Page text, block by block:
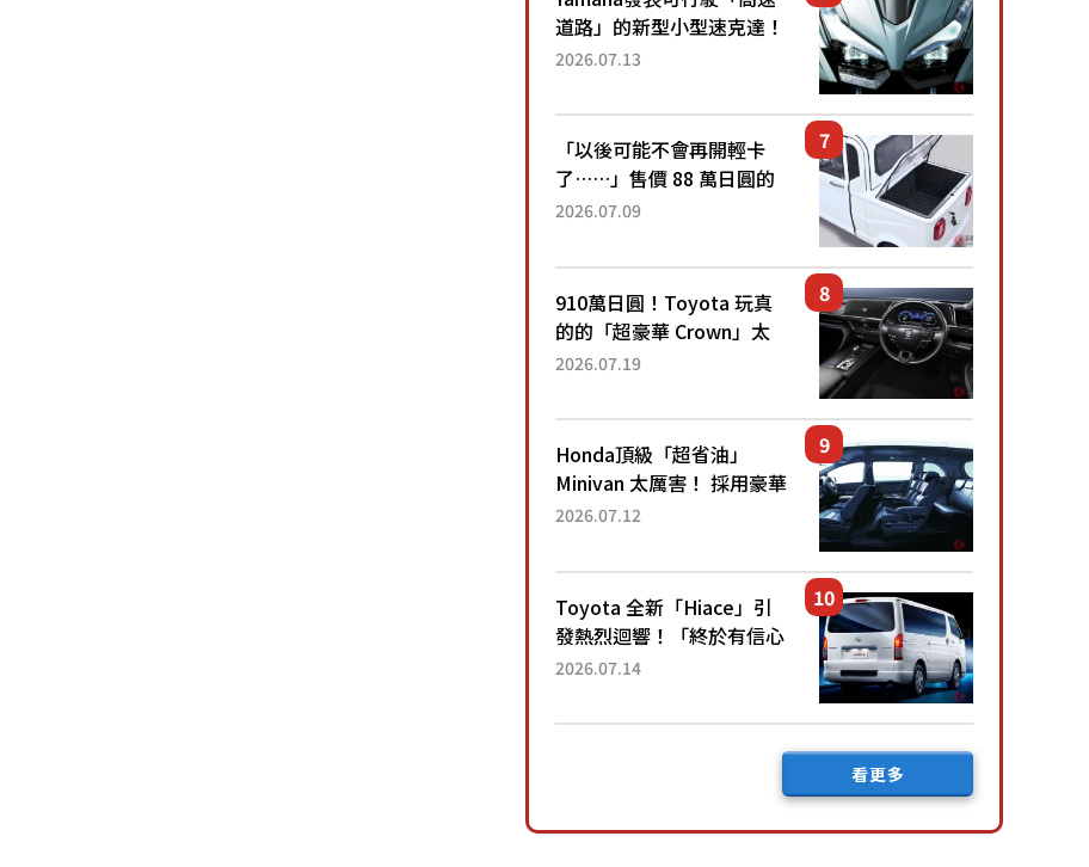
「...
道路」的新型小型速克達！
搭載能享受超強勁「渦輪
高階「Super Sport」車款
相同的...
2026.07.13
「以後可能不會再開輕卡
了……」售價 88 萬日圓的
「超迷你輕型貨車」引發兩
100 公里！」「免驗車真的
太棒了！...
2026.07.09
910萬日圓！Toyota 玩真
的的「超豪華 Crown」太
厲害了！採用由「匠人技
運動化「底盤設定」！還配
備專屬豪華...
2026.07.19
Honda頂級「超省油」
Minivan 太厲害！ 採用豪華
「真皮座椅」與專屬「黑色
公里，兼具優異節能表現與
舒適「三...
2026.07.12
Toyota 全新「Hiace」引
發熱烈迴響！「終於有信心
下訂了！」「哪個等級交車
後竟然還要等「超過半年」
2026.07.14
看更多